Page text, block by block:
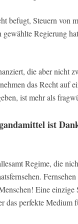
befugt, Steuern von
Regierung
die aber nicht
das Recht auf
ist mehr als
ist
Regime, die
Fernsehen
Eine
das perfekte Medium